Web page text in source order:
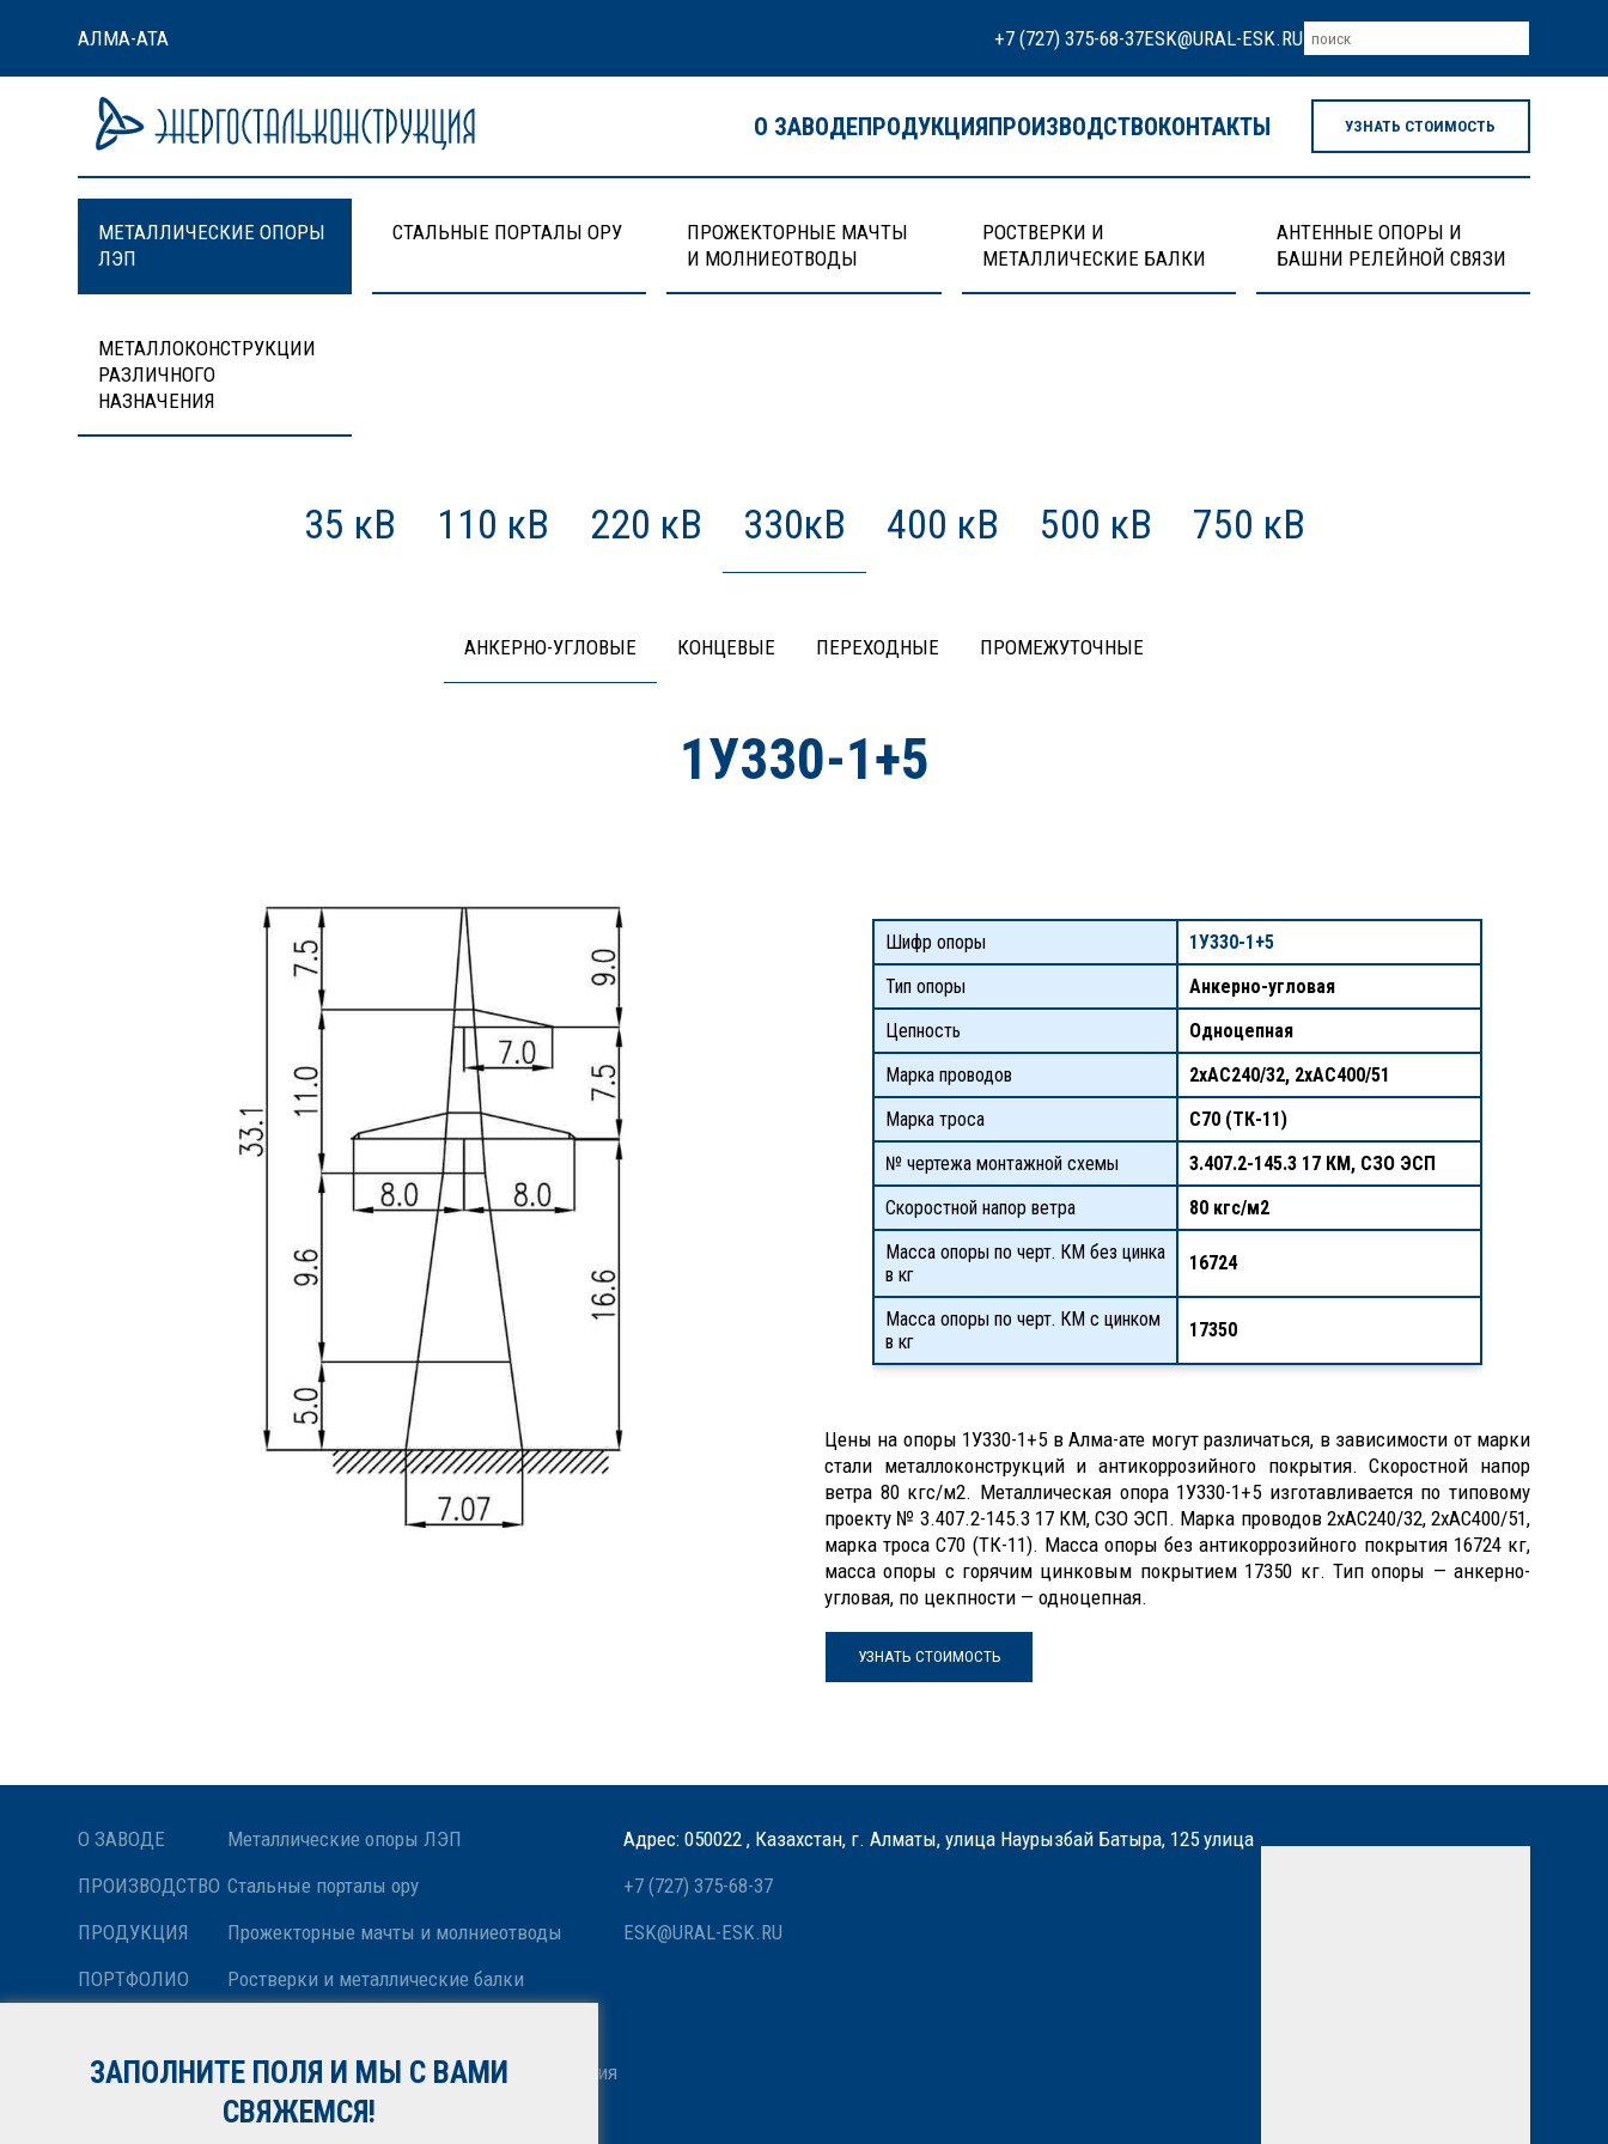
АЛМА-АТА +7 (727) 375-68-37ESK@URAL-ESK.RU
О ЗАВОДЕПРОДУКЦИЯПРОИЗВОДСТВОКОНТАКТЫ УЗНАТЬ СТОИМОСТЬ
МЕТАЛЛИЧЕСКИЕ ОПОРЫ
ЛЭП
СТАЛЬНЫЕ ПОРТАЛЫ ОРУ
ПРОЖЕКТОРНЫЕ МАЧТЫ
И МОЛНИЕОТВОДЫ
РОСТВЕРКИ И
МЕТАЛЛИЧЕСКИЕ БАЛКИ
АНТЕННЫЕ ОПОРЫ И
БАШНИ РЕЛЕЙНОЙ СВЯЗИ
МЕТАЛЛОКОНСТРУКЦИИ
РАЗЛИЧНОГО
НАЗНАЧЕНИЯ
35 кВ 110 кВ 220 кВ 330кВ 400 кВ 500 кВ 750 кВ
АНКЕРНО-УГЛОВЫЕ КОНЦЕВЫЕ ПЕРЕХОДНЫЕ ПРОМЕЖУТОЧНЫЕ
1У330-1+5
Шифр опоры
1У330-1+5
Тип опоры
Анкерно-угловая
Цепность
Одноцепная
Марка проводов
2хАС240/32, 2хАС400/51
Марка троса
С70 (ТК-11)
№ чертежа монтажной схемы
3.407.2-145.3 17 КМ, СЗО ЭСП
Скоростной напор ветра
80 кгс/м2
Масса опоры по черт. КМ без цинка
в кг
16724
Масса опоры по черт. КМ с цинком
в кг
17350
Цены на опоры 1У330-1+5 в Алма-ате могут различаться, в зависимости от марки
стали металлоконструкций и антикоррозийного покрытия. Скоростной напор
ветра 80 кгс/м2. Металлическая опора 1У330-1+5 изготавливается по типовому
проекту № 3.407.2-145.3 17 КМ, СЗО ЭСП. Марка проводов 2хАС240/32, 2хАС400/51,
марка троса С70 (ТК-11). Масса опоры без антикоррозийного покрытия 16724 кг,
масса опоры с горячим цинковым покрытием 17350 кг. Тип опоры — анкерно-
угловая, по цекпности — одноцепная.
УЗНАТЬ СТОИМОСТЬ
О ЗАВОДЕ
ПРОИЗВОДСТВО
ПРОДУКЦИЯ
ПОРТФОЛИО
КОНТАКТЫ
Металлические опоры ЛЭП
Стальные порталы ору
Прожекторные мачты и молниеотводы
Ростверки и металлические балки
Металлоконструкции различного назначения
Адрес: 050022 , Казахстан, г. Алматы, улица Наурызбай Батыра, 125 улица
+7 (727) 375-68-37
ESK@URAL-ESK.RU
ЗАПОЛНИТЕ ПОЛЯ И МЫ С ВАМИ
СВЯЖЕМСЯ!